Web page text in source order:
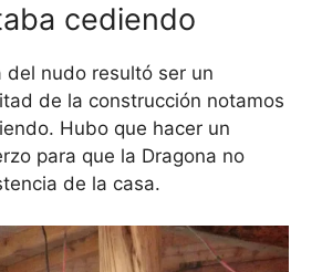
cediendo
del nudo resultó ser un
de la construcción notamos
Hubo que hacer un
para que la Dragona no
de la casa.